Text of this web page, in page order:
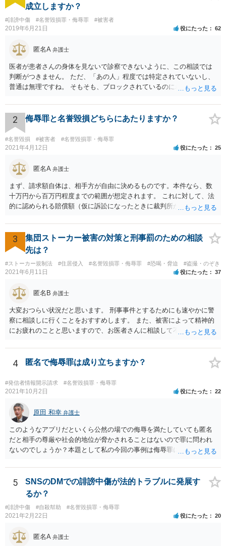
成立しますか？
#誹謗中傷 #名誉毀損罪・侮辱罪 #被害者
2019年6月21日 役にたった 62
匿名A 弁護士
医者が患者さんの身体を見ないで診察できないように、この相談では
判断がつきません。 ただ、「あの人」程度では特定されていないし、
普通は無理ですね。 そもそも、ブロックされているのにわざわざ見に
い、困った困った」と騒いでいるイメージです。行かなければいいだ
ろう、と
2 侮辱罪と名誉毀損どちらにあたりますか？
#名誉毀損 #被害者 #名誉毀損罪・侮辱罪
2021年4月12日 役にたった 25
匿名A 弁護士
まず、請求額自体は、相手方が自由に決めるものです。本件なら、数
十万円から百万円程度までの範囲が想定されます。 これに対して、法
的に認められる賠償額（仮に訴訟になったときに裁判所が認める金
は、ご相談者様が、そのなりすましアカウントを使い、Ｔｉｎｄｅｒ
上で具体的にどのような内容・程度のやり取りをしたのかといった個
別的な事情に左右されます。 また、その他のお尋ねの点ですが、 ・将
来返還義務のある奨学金であっても、いったんご相談者様の口座に入
ったお金はご相談者様の財産としてカウントされます。 ・ご両親の財
産はご相談者様の財産とは扱われません。もっとも、相手方がご相談
者様に対し、賠償金の用意のためご両親に協力を依頼するよう求めて
くることはあり得ます。 ・弁護士から連絡がある場合、通常は、連絡
先・請求額・支払先などが記載された書面が郵送されてくる場合が多
いと思料いたします。
3
集団ストーカー被害の対策と刑事罰のための相談
先は？
#ストーカー規制法 #住居侵入 #名誉毀損罪・侮辱罪 #恐喝・脅迫 #盗撮・のぞき
2021年6月11日 役にたった 37
匿名B 弁護士
大変おつらい状況だと思います。 刑事事件とするためにも速やかに警
察に相談しに行くことをおすすめします。 また、被害によって精神的
にお疲れのことと思いますので、お医者さんに相談して不安な気持ち
4 匿名で侮辱罪は成り立ちますか？
#発信者情報開示請求 #名誉毀損罪・侮辱罪
2021年10月2日 役にたった 22
原田 和幸 弁護士
このようなアプリだといくら公然の場での侮辱を満たしていても匿名
だと相手の尊厳や社会的地位が脅かされることはないので罪に問われ
ないのでしょうか？本題として私の今回の事例は侮辱罪には該当しな
評価を低下させたとは言えないでしょうから、侮辱罪にはならないと
思います。
5
SNSのDMでの誹謗中傷が法的トラブルに発展す
るか？
#誹謗中傷 #自殺幇助 #名誉毀損罪・侮辱罪
2021年2月22日 役にたった 20
匿名A 弁護士